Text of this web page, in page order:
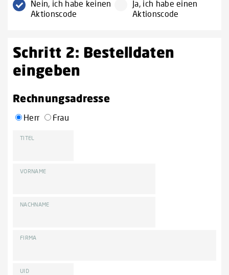
Nein, ich habe keinen
Aktionscode
Ja, ich habe einen
Aktionscode
Schritt 2: Bestelldaten
eingeben
Rechnungsadresse
Herr Frau
TITEL
VORNAME
NACHNAME
FIRMA
UID